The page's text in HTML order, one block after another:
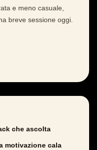
e meno casuale,
breve sessione oggi.
che ascolta
motivazione cala